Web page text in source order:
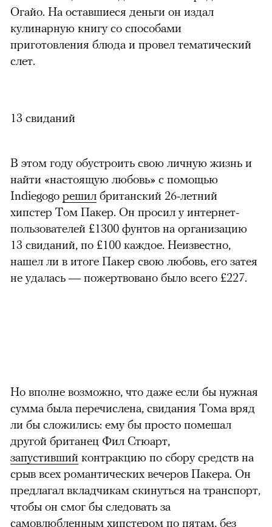
Огайо. На оставшиеся деньги он издал
кулинарную книгу со способами
приготовления блюда и провел тематический
слет.
13 свиданий
В этом году обустроить свою личную жизнь и
найти «настоящую любовь» с помощью
Indiegogo решил британский 26-летний
хипстер Том Пакер. Он просил у интернет-
пользователей £1300 фунтов на организацию
13 свиданий, по £100 каждое. Неизвестно,
нашел ли в итоге Пакер свою любовь, его затея
не удалась — пожертвовано было всего £227.
Но вполне возможно, что даже если бы нужная
сумма была перечислена, свидания Тома вряд
ли бы сложились: ему бы просто помешал
другой британец Фил Стюарт,
запустивший контракцию по сбору средств на
срыв всех романтических вечеров Пакера. Он
предлагал вкладчикам скинуться на транспорт,
чтобы он смог бы следовать за
самовлюбленным хипстером по пятам, без